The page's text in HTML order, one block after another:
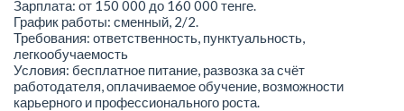
Зарплата: от 150 000 до 160 000 тенге.
График работы: сменный, 2/2.
Требования: ответственность, пунктуальность,
легкообучаемость
Условия: бесплатное питание, развозка за счёт
работодателя, оплачиваемое обучение, возможности
карьерного и профессионального роста.